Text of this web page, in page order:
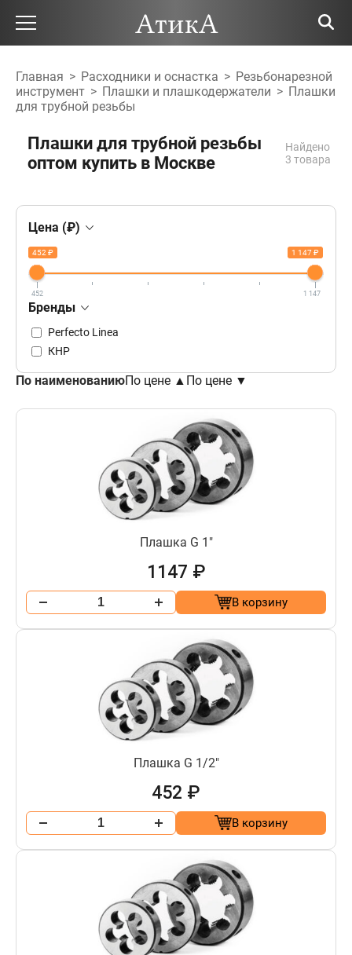
Главная > Расходники и оснастка > Резьбонарезной
инструмент > Плашки и плашкодержатели > Плашки
для трубной резьбы
Плашки для трубной резьбы
оптом купить в Москве
Найдено
3 товара
Цена (₽)
452 ₽ 1 147 ₽
452 1 147
Бренды
Perfecto Linea
КНР
По наименованиюПо цене ▲ По цене ▼
Плашка G 1"
1147 ₽
В корзину
Плашка G 1/2"
452 ₽
В корзину